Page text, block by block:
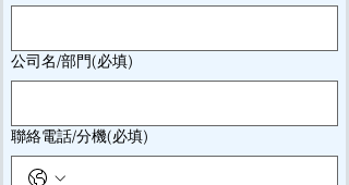
公司名/部門(必填)
聯絡電話/分機(必填)